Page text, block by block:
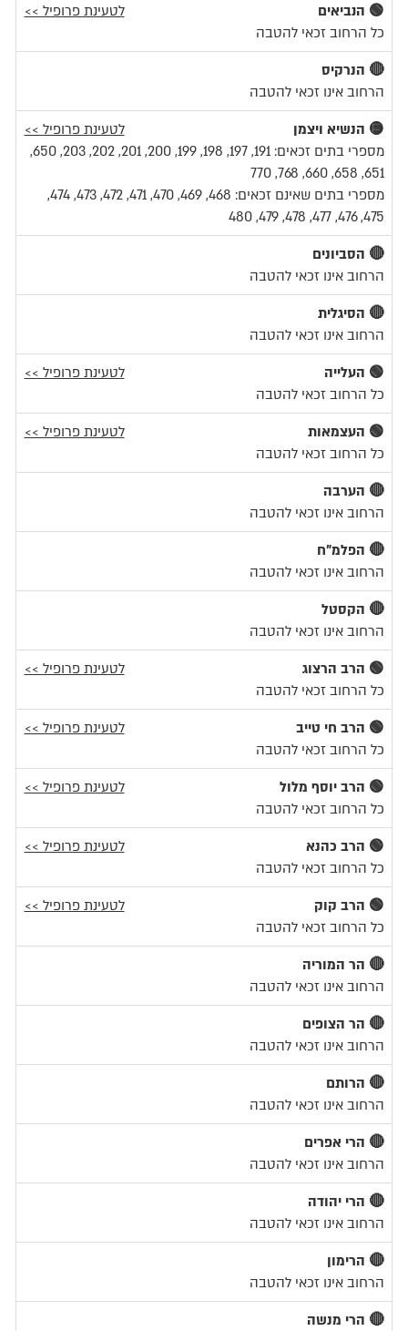
🟢 הנביאים
לטעינת פרופיל >>
כל הרחוב זכאי להטבה
🔴 הנרקיס
הרחוב אינו זכאי להטבה
🟡 הנשיא ויצמן
לטעינת פרופיל >>
מספרי בתים זכאים: 191, 197, 198, 199, 200, 201, 202, 203, 650,
651, 658, 660, 768, 770
מספרי בתים שאינם זכאים: 468, 469, 470, 471, 472, 473, 474,
475, 476, 477, 478, 479, 480
🔴 הסביונים
הרחוב אינו זכאי להטבה
🔴 הסיגלית
הרחוב אינו זכאי להטבה
🟢 העלייה
לטעינת פרופיל >>
כל הרחוב זכאי להטבה
🟢 העצמאות
לטעינת פרופיל >>
כל הרחוב זכאי להטבה
🔴 הערבה
הרחוב אינו זכאי להטבה
🔴 הפלמ"ח
הרחוב אינו זכאי להטבה
🔴 הקסטל
הרחוב אינו זכאי להטבה
🟢 הרב הרצוג
לטעינת פרופיל >>
כל הרחוב זכאי להטבה
🟢 הרב חי טייב
לטעינת פרופיל >>
כל הרחוב זכאי להטבה
🟢 הרב יוסף מלול
לטעינת פרופיל >>
כל הרחוב זכאי להטבה
🟢 הרב כהנא
לטעינת פרופיל >>
כל הרחוב זכאי להטבה
🟢 הרב קוק
לטעינת פרופיל >>
כל הרחוב זכאי להטבה
🔴 הר המוריה
הרחוב אינו זכאי להטבה
🔴 הר הצופים
הרחוב אינו זכאי להטבה
🔴 הרותם
הרחוב אינו זכאי להטבה
🔴 הרי אפרים
הרחוב אינו זכאי להטבה
🔴 הרי יהודה
הרחוב אינו זכאי להטבה
🔴 הרימון
הרחוב אינו זכאי להטבה
🔴 הרי מנשה